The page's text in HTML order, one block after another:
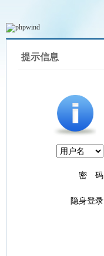
提示信息
密 码
隐身登录